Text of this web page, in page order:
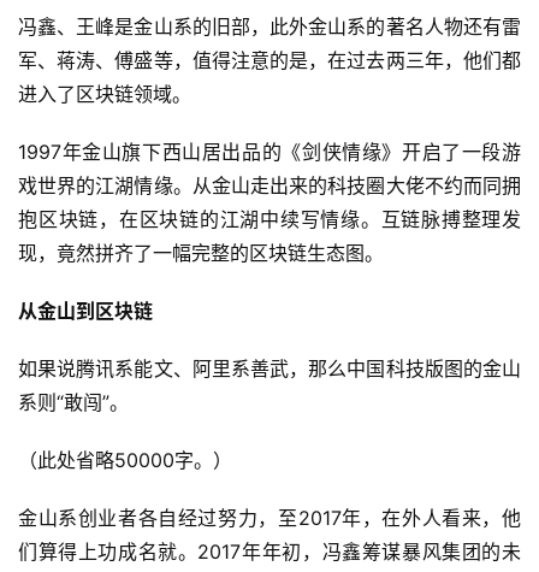
冯鑫、王峰是金山系的旧部，此外金山系的著名人物还有雷
军、蒋涛、傅盛等，值得注意的是，在过去两三年，他们都
进入了区块链领域。
1997年金山旗下西山居出品的《剑侠情缘》开启了一段游
戏世界的江湖情缘。从金山走出来的科技圈大佬不约而同拥
抱区块链，在区块链的江湖中续写情缘。互链脉搏整理发
现，竟然拼齐了一幅完整的区块链生态图。
从金山到区块链
如果说腾讯系能文、阿里系善武，那么中国科技版图的金山
系则“敢闯”。
（此处省略50000字。）
金山系创业者各自经过努力，至2017年，在外人看来，他
们算得上功成名就。2017年年初，冯鑫筹谋暴风集团的未